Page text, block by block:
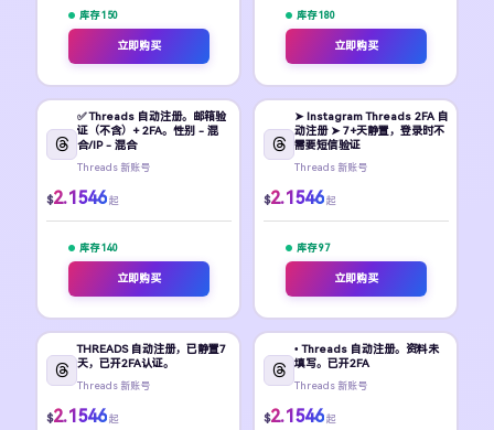
库存 150
立即购买
库存 180
立即购买
✅ Threads 自动注册。邮箱验
证（不含）+ 2FA。性别 - 混
合/IP - 混合
Threads 新账号
$2.1546 起
库存 140
立即购买
➤ Instagram Threads 2FA 自
动注册 ➤ 7+天静置，登录时不
需要短信验证
Threads 新账号
$2.1546 起
库存 97
立即购买
THREADS 自动注册，已静置7
天，已开2FA认证。
Threads 新账号
$2.1546 起
• Threads 自动注册。资料未
填写。已开2FA
Threads 新账号
$2.1546 起